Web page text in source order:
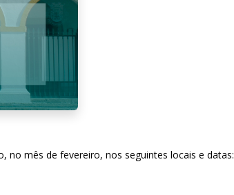
no mês de fevereiro, nos seguintes locais e datas: